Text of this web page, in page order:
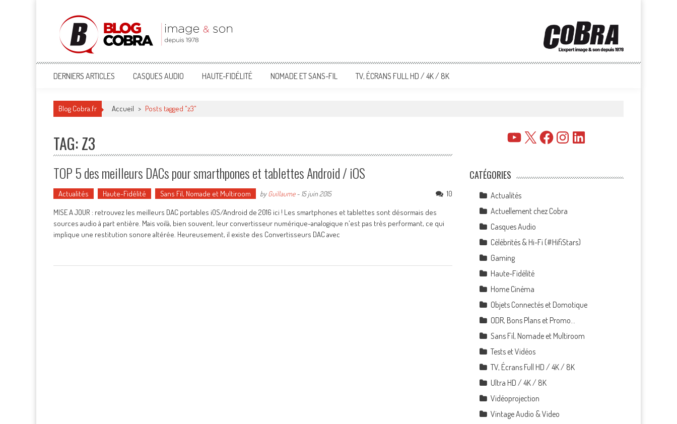
Blog Cobra
Toute l'actu Image & Son !
DERNIERS ARTICLES CASQUES AUDIO HAUTE-FIDÉLITÉ NOMADE ET SANS-FIL TV, ÉCRANS FULL HD / 4K / 8K
Blog Cobra.fr Accueil > Posts tagged "z3"
TAG: Z3
TOP 5 des meilleurs DACs pour smarthpones et tablettes Android / iOS
Actualités Haute-Fidélité Sans Fil, Nomade et Multiroom byGuillaume- 15 juin 2015
10
MISE A JOUR : retrouvez les meilleurs DAC portables iOS/Android de 2016 ici ! Les smartphones et tablettes sont désormais des
sources audio à part entière. Mais voilà, bien souvent, leur convertisseur numérique-analogique n'est pas très performant, ce qui
implique une restitution sonore altérée. Heureusement, il existe des Convertisseurs DAC avec
YouTube
X FacebookInstagramLinkedIn
CATÉGORIES
Actualités
Actuellement chez Cobra
Casques Audio
Célébrités & Hi-Fi (#HifiStars)
Gaming
Haute-Fidélité
Home Cinéma
Objets Connectés et Domotique
ODR, Bons Plans et Promo…
Sans Fil, Nomade et Multiroom
Tests et Vidéos
TV, Écrans Full HD / 4K / 8K
Ultra HD / 4K / 8K
Vidéoprojection
Vintage Audio & Video